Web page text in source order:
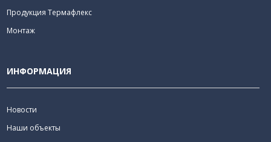
Продукция Термафлекс
Монтаж
ИНФОРМАЦИЯ
Новости
Наши объекты